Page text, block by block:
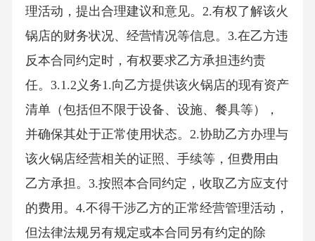
理活动，提出合理建议和意见。2.有权了解该火
锅店的财务状况、经营情况等信息。3.在乙方违
反本合同约定时，有权要求乙方承担违约责
任。3.1.2义务1.向乙方提供该火锅店的现有资产
清单（包括但不限于设备、设施、餐具等），
并确保其处于正常使用状态。2.协助乙方办理与
该火锅店经营相关的证照、手续等，但费用由
乙方承担。3.按照本合同约定，收取乙方应支付
的费用。4.不得干涉乙方的正常经营管理活动，
但法律法规另有规定或本合同另有约定的除